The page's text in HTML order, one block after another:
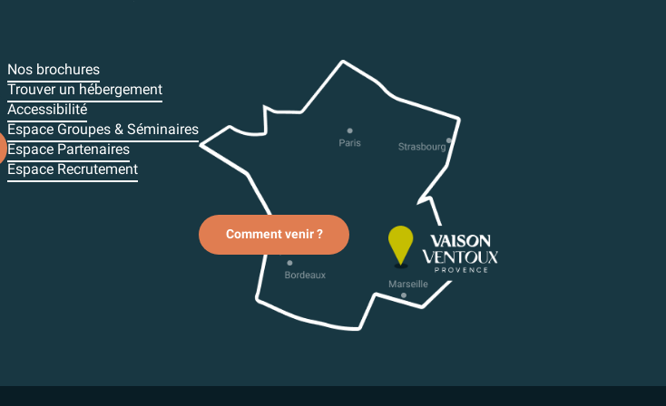
Nos brochures
Trouver un hébergement
Accessibilité
Espace Groupes & Séminaires
Espace Partenaires
Espace Recrutement
Comment venir ?